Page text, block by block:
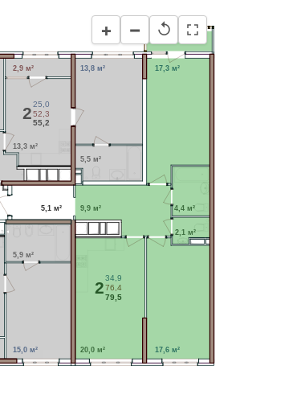
+ − ↺
2,9 м²
13,3 м²
15,0 м²
5,9 м²
20,0 м² 17,6 м²
17,3 м²
9,9 м²
5,1 м²
5,5 м²
13,8 м²
2,1 м²
4,4 м²
234,9
76,4
79,5
225,0
52,3
55,2